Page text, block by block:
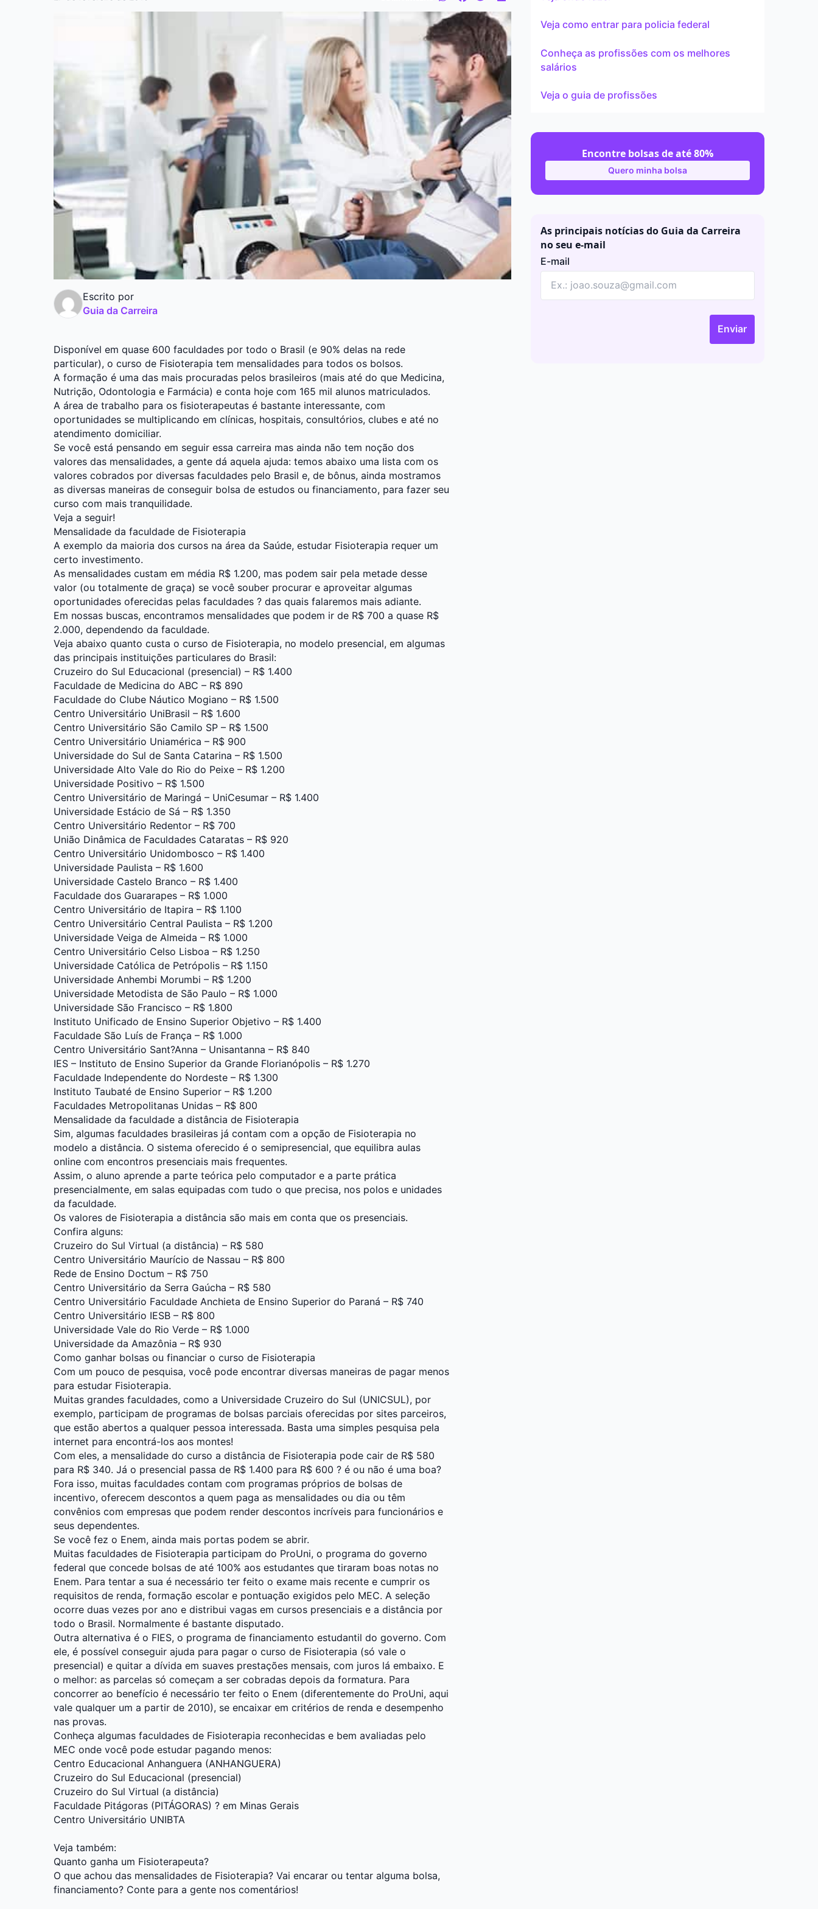
Escrito por
Guia da Carreira
Disponível em quase 600 faculdades por todo o Brasil (e 90% delas na rede
particular), o curso de Fisioterapia tem mensalidades para todos os bolsos.
A formação é uma das mais procuradas pelos brasileiros (mais até do que Medicina,
Nutrição, Odontologia e Farmácia) e conta hoje com 165 mil alunos matriculados.
A área de trabalho para os fisioterapeutas é bastante interessante, com
oportunidades se multiplicando em clínicas, hospitais, consultórios, clubes e até no
atendimento domiciliar.
Se você está pensando em seguir essa carreira mas ainda não tem noção dos
valores das mensalidades, a gente dá aquela ajuda: temos abaixo uma lista com os
valores cobrados por diversas faculdades pelo Brasil e, de bônus, ainda mostramos
as diversas maneiras de conseguir bolsa de estudos ou financiamento, para fazer seu
curso com mais tranquilidade.
Veja a seguir!
Mensalidade da faculdade de Fisioterapia
A exemplo da maioria dos cursos na área da Saúde, estudar Fisioterapia requer um
certo investimento.
As mensalidades custam em média R$ 1.200, mas podem sair pela metade desse
valor (ou totalmente de graça) se você souber procurar e aproveitar algumas
oportunidades oferecidas pelas faculdades ? das quais falaremos mais adiante.
Em nossas buscas, encontramos mensalidades que podem ir de R$ 700 a quase R$
2.000, dependendo da faculdade.
Veja abaixo quanto custa o curso de Fisioterapia, no modelo presencial, em algumas
das principais instituições particulares do Brasil:
Cruzeiro do Sul Educacional (presencial) – R$ 1.400
Faculdade de Medicina do ABC – R$ 890
Faculdade do Clube Náutico Mogiano – R$ 1.500
Centro Universitário UniBrasil – R$ 1.600
Centro Universitário São Camilo SP – R$ 1.500
Centro Universitário Uniamérica – R$ 900
Universidade do Sul de Santa Catarina – R$ 1.500
Universidade Alto Vale do Rio do Peixe – R$ 1.200
Universidade Positivo – R$ 1.500
Centro Universitário de Maringá – UniCesumar – R$ 1.400
Universidade Estácio de Sá – R$ 1.350
Centro Universitário Redentor – R$ 700
União Dinâmica de Faculdades Cataratas – R$ 920
Centro Universitário Unidombosco – R$ 1.400
Universidade Paulista – R$ 1.600
Universidade Castelo Branco – R$ 1.400
Faculdade dos Guararapes – R$ 1.000
Centro Universitário de Itapira – R$ 1.100
Centro Universitário Central Paulista – R$ 1.200
Universidade Veiga de Almeida – R$ 1.000
Centro Universitário Celso Lisboa – R$ 1.250
Universidade Católica de Petrópolis – R$ 1.150
Universidade Anhembi Morumbi – R$ 1.200
Universidade Metodista de São Paulo – R$ 1.000
Universidade São Francisco – R$ 1.800
Instituto Unificado de Ensino Superior Objetivo – R$ 1.400
Faculdade São Luís de França – R$ 1.000
Centro Universitário Sant?Anna – Unisantanna – R$ 840
IES – Instituto de Ensino Superior da Grande Florianópolis – R$ 1.270
Faculdade Independente do Nordeste – R$ 1.300
Instituto Taubaté de Ensino Superior – R$ 1.200
Faculdades Metropolitanas Unidas – R$ 800
Mensalidade da faculdade a distância de Fisioterapia
Sim, algumas faculdades brasileiras já contam com a opção de Fisioterapia no
modelo a distância. O sistema oferecido é o semipresencial, que equilibra aulas
online com encontros presenciais mais frequentes.
Assim, o aluno aprende a parte teórica pelo computador e a parte prática
presencialmente, em salas equipadas com tudo o que precisa, nos polos e unidades
da faculdade.
Os valores de Fisioterapia a distância são mais em conta que os presenciais.
Confira alguns:
Cruzeiro do Sul Virtual (a distância) – R$ 580
Centro Universitário Maurício de Nassau – R$ 800
Rede de Ensino Doctum – R$ 750
Centro Universitário da Serra Gaúcha – R$ 580
Centro Universitário Faculdade Anchieta de Ensino Superior do Paraná – R$ 740
Centro Universitário IESB – R$ 800
Universidade Vale do Rio Verde – R$ 1.000
Universidade da Amazônia – R$ 930
Como ganhar bolsas ou financiar o curso de Fisioterapia
Com um pouco de pesquisa, você pode encontrar diversas maneiras de pagar menos
para estudar Fisioterapia.
Muitas grandes faculdades, como a Universidade Cruzeiro do Sul (UNICSUL), por
exemplo, participam de programas de bolsas parciais oferecidas por sites parceiros,
que estão abertos a qualquer pessoa interessada. Basta uma simples pesquisa pela
internet para encontrá-los aos montes!
Com eles, a mensalidade do curso a distância de Fisioterapia pode cair de R$ 580
para R$ 340. Já o presencial passa de R$ 1.400 para R$ 600 ? é ou não é uma boa?
Fora isso, muitas faculdades contam com programas próprios de bolsas de
incentivo, oferecem descontos a quem paga as mensalidades ou dia ou têm
convênios com empresas que podem render descontos incríveis para funcionários e
seus dependentes.
Se você fez o Enem, ainda mais portas podem se abrir.
Muitas faculdades de Fisioterapia participam do ProUni, o programa do governo
federal que concede bolsas de até 100% aos estudantes que tiraram boas notas no
Enem. Para tentar a sua é necessário ter feito o exame mais recente e cumprir os
requisitos de renda, formação escolar e pontuação exigidos pelo MEC. A seleção
ocorre duas vezes por ano e distribui vagas em cursos presenciais e a distância por
todo o Brasil. Normalmente é bastante disputado.
Outra alternativa é o FIES, o programa de financiamento estudantil do governo. Com
ele, é possível conseguir ajuda para pagar o curso de Fisioterapia (só vale o
presencial) e quitar a dívida em suaves prestações mensais, com juros lá embaixo. E
o melhor: as parcelas só começam a ser cobradas depois da formatura. Para
concorrer ao benefício é necessário ter feito o Enem (diferentemente do ProUni, aqui
vale qualquer um a partir de 2010), se encaixar em critérios de renda e desempenho
nas provas.
Conheça algumas faculdades de Fisioterapia reconhecidas e bem avaliadas pelo
MEC onde você pode estudar pagando menos:
Centro Educacional Anhanguera (ANHANGUERA)
Cruzeiro do Sul Educacional (presencial)
Cruzeiro do Sul Virtual (a distância)
Faculdade Pitágoras (PITÁGORAS) ? em Minas Gerais
Centro Universitário UNIBTA
Veja também:
Quanto ganha um Fisioterapeuta?
O que achou das mensalidades de Fisioterapia? Vai encarar ou tentar alguma bolsa,
financiamento? Conte para a gente nos comentários!
Veja como entrar para policia federal
Conheça as profissões com os melhores
salários
Veja o guia de profissões
Encontre bolsas de até 80%
Quero minha bolsa
Continuar
As principais notícias do Guia da Carreira
no seu e-mail
E-mail
Enviar